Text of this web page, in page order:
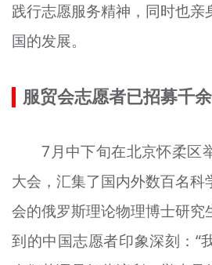
践行志愿服务精神，同时也亲
国的发展。
服贸会志愿者已招募千
7月中下旬在北京怀柔区
大会，汇集了国内外数百名科
会的俄罗斯理论物理博士研究
到的中国志愿者印象深刻：“